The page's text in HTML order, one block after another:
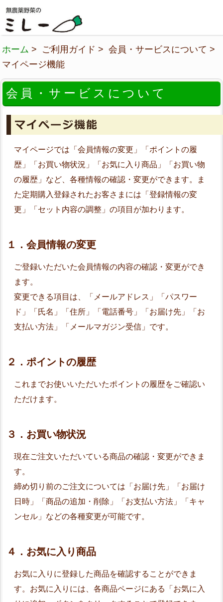
ホーム > ご利用ガイド > 会員・サービスについて >
マイページ機能
会員・サービスについて
マイページでは「会員情報の変更」「ポイントの履
歴」「お買い物状況」「お気に入り商品」「お買い物
の履歴」など、各種情報の確認・変更ができます。ま
た定期購入登録されたお客さまには「登録情報の変
更」「セット内容の調整」の項目が加わります。
１．会員情報の変更
ご登録いただいた会員情報の内容の確認・変更ができ
ます。
変更できる項目は、「メールアドレス」「パスワー
ド」「氏名」「住所」「電話番号」「お届け先」「お
支払い方法」「メールマガジン受信」です。
２．ポイントの履歴
これまでお使いいただいたポイントの履歴をご確認い
ただけます。
３．お買い物状況
現在ご注文いただいている商品の確認・変更ができま
す。
締め切り前のご注文については「お届け先」「お届け
日時」「商品の追加・削除」「お支払い方法」「キャ
ンセル」などの各種変更が可能です。
４．お気に入り商品
お気に入りに登録した商品を確認することができま
す。お気に入りには、各商品ページにある「お気に入